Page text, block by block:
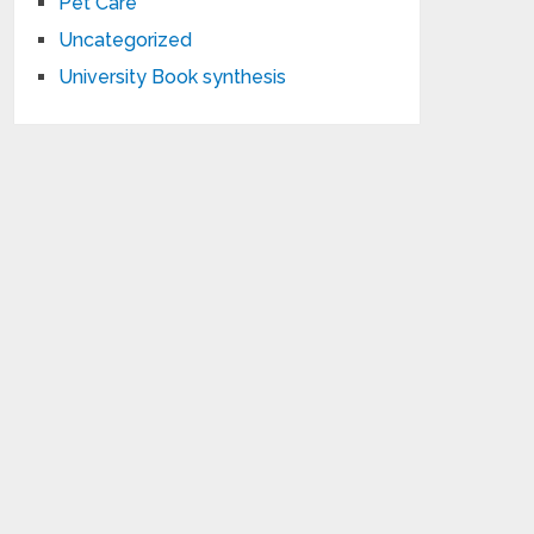
Uncategorized
University Book synthesis